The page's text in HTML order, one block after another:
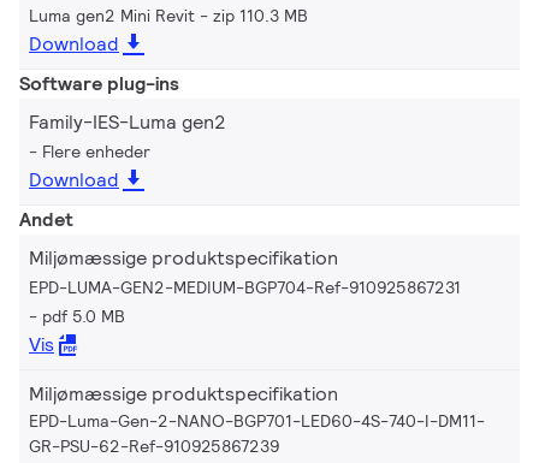
Luma gen2 Mini Revit zip 110.3 MB
Download
Software plug-ins
Family-IES-Luma gen2
Flere enheder
Download
Andet
Miljømæssige produktspecifikation
EPD-LUMA-GEN2-MEDIUM-BGP704-Ref-910925867231
pdf 5.0 MB
Vis
Miljømæssige produktspecifikation
EPD-Luma-Gen-2-NANO-BGP701-LED60-4S-740-I-DM11-
GR-PSU-62-Ref-910925867239